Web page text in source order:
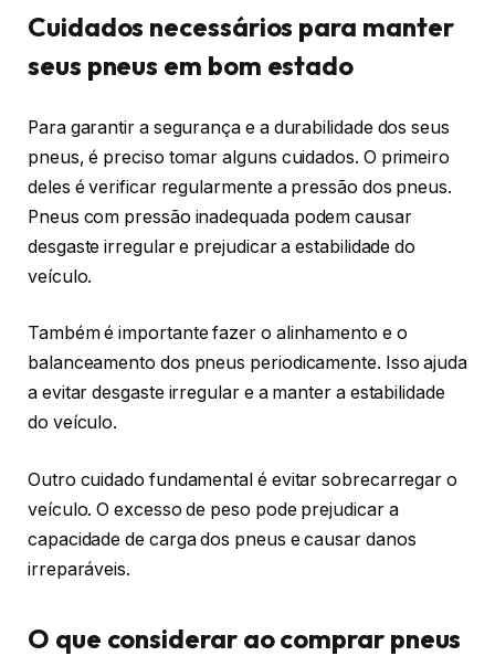
Cuidados necessários para manter
seus pneus em bom estado
Para garantir a segurança e a durabilidade dos seus
pneus, é preciso tomar alguns cuidados. O primeiro
deles é verificar regularmente a pressão dos pneus.
Pneus com pressão inadequada podem causar
desgaste irregular e prejudicar a estabilidade do
veículo.
Também é importante fazer o alinhamento e o
balanceamento dos pneus periodicamente. Isso ajuda
a evitar desgaste irregular e a manter a estabilidade
do veículo.
Outro cuidado fundamental é evitar sobrecarregar o
veículo. O excesso de peso pode prejudicar a
capacidade de carga dos pneus e causar danos
irreparáveis.
O que considerar ao comprar pneus